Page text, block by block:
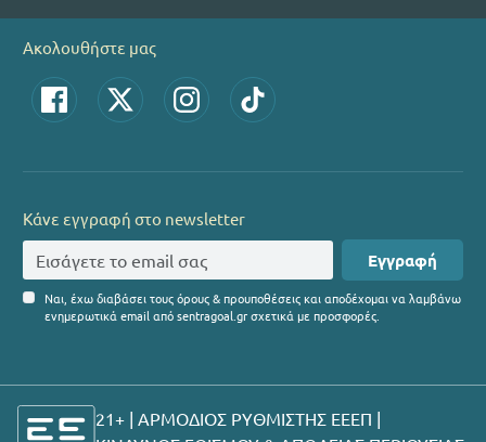
Ακολουθήστε μας
Κάνε εγγραφή στο newsletter
Εγγραφή
Ναι, έχω διαβάσει τους όρους & προυποθέσεις και αποδέχομαι να λαμβάνω
ενημερωτικά email από sentragoal.gr σχετικά με προσφορές.
21+ | ΑΡΜΟΔΙΟΣ ΡΥΘΜΙΣΤΗΣ ΕΕΕΠ |